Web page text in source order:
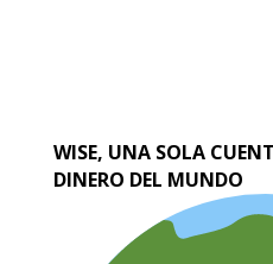
WISE, UNA SOLA
DINERO DEL MUNDO